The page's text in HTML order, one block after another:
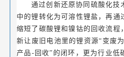
通过创新还原协同硫酸化技
中的锂转化为可溶性锂盐，再通
缩短了碳酸锂和镍钴的回收流程
新让废旧电池里的锂资源“变废
产品-回收”的闭环，更为行业低